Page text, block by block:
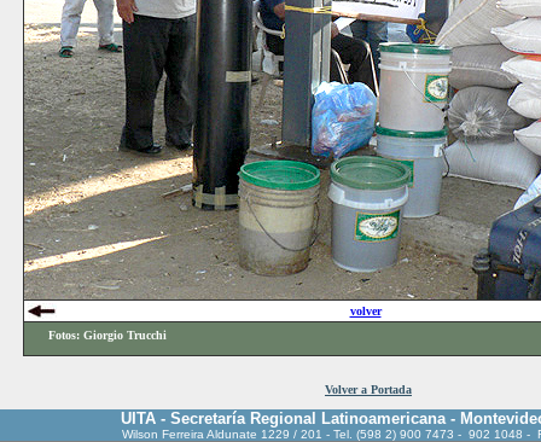
volver
Fotos: Giorgio Trucchi
Volver a Portada
UITA - Secretaría Regional Latinoamericana -
Wilson Ferreira Aldunate 1229 / 201 - Tel. (598 2) 900 7473 - 902 1048 -